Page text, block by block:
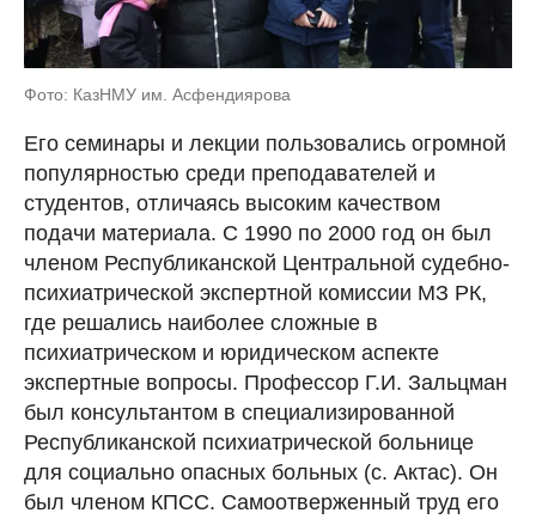
Фото: КазНМУ им. Асфендиярова
Его семинары и лекции пользовались огромной
популярностью среди преподавателей и
студентов, отличаясь высоким качеством
подачи материала. С 1990 по 2000 год он был
членом Республиканской Центральной судебно-
психиатрической экспертной комиссии МЗ РК,
где решались наиболее сложные в
психиатрическом и юридическом аспекте
экспертные вопросы. Профессор Г.И. Зальцман
был консультантом в специализированной
Республиканской психиатрической больнице
для социально опасных больных (с. Актас). Он
был членом КПСС. Самоотверженный труд его